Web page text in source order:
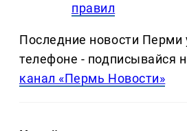
правил
Последние новости Перми
телефоне - подписывайся
канал «Пермь Новости»